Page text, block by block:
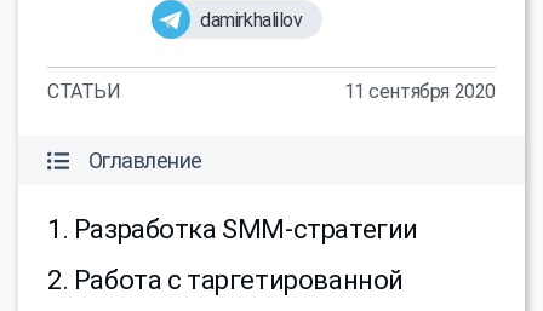
damirkhalilov
СТАТЬИ 11 сентября 2020
Оглавление
1. Разработка SMM-стратегии
2. Работа с таргетированной